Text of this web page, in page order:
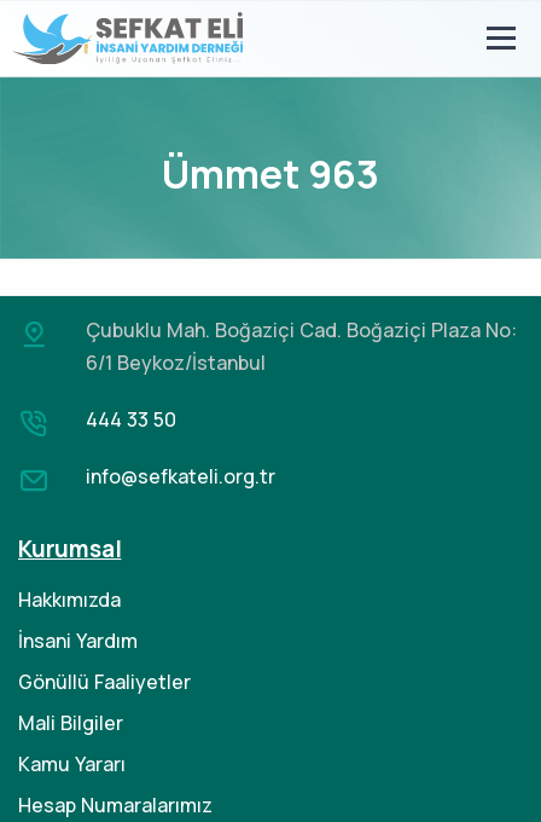
Ümmet 963
Çubuklu Mah. Boğaziçi Cad. Boğaziçi Plaza No:
6/1 Beykoz/İstanbul
444 33 50
info@sefkateli.org.tr
Kurumsal
Hakkımızda
İnsani Yardım
Gönüllü Faaliyetler
Mali Bilgiler
Kamu Yararı
Hesap Numaralarımız